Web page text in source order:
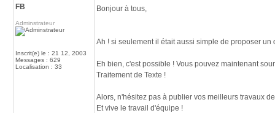
FB
Adminstrateur
Inscrit(e) le : 21 12, 2003
Messages : 629
Localisation : 33
Bonjour à tous,
Ah ! si seulement il était aussi simple de proposer
Eh bien, c'est possible ! Vous pouvez maintenant
Traitement de Texte !
Alors, n'hésitez pas à publier vos meilleurs travaux
Et vive le travail d'équipe !